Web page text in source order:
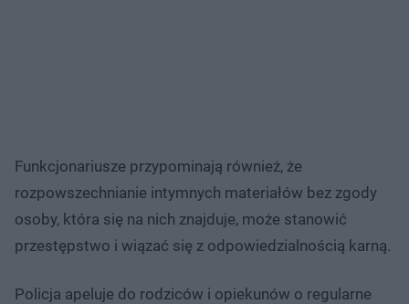
Funkcjonariusze przypominają również, że
rozpowszechnianie intymnych materiałów bez zgody
osoby, która się na nich znajduje, może stanowić
przestępstwo i wiązać się z odpowiedzialnością karną.
Policja apeluje do rodziców i opiekunów o regularne